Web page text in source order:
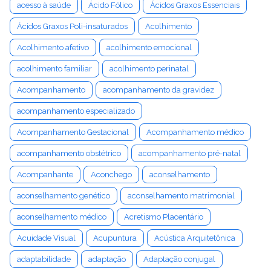
acesso à saúde Ácido Fólico Ácidos Graxos Essenciais
Ácidos Graxos Poli-insaturados Acolhimento
Acolhimento afetivo acolhimento emocional
acolhimento familiar acolhimento perinatal
Acompanhamento acompanhamento da gravidez
acompanhamento especializado
Acompanhamento Gestacional Acompanhamento médico
acompanhamento obstétrico acompanhamento pré-natal
Acompanhante Aconchego aconselhamento
aconselhamento genético aconselhamento matrimonial
aconselhamento médico Acretismo Placentário
Acuidade Visual Acupuntura Acústica Arquitetônica
adaptabilidade adaptação Adaptação conjugal